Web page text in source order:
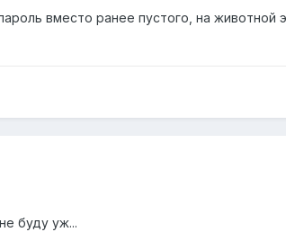
вместо ранее пустого, на животной
буду уж...